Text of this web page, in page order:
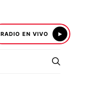
RADIO EN VIVO